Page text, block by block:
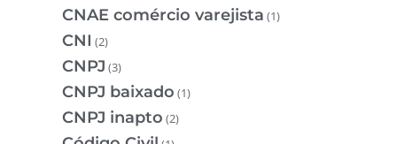
CNAE comércio varejista (1)
CNI (2)
CNPJ (3)
CNPJ baixado (1)
CNPJ inapto (2)